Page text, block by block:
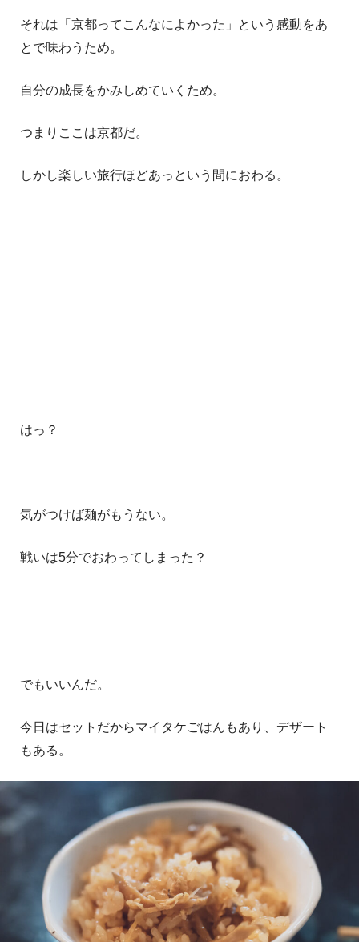
それは「京都ってこんなによかった」という感動をあ
とで味わうため。
自分の成長をかみしめていくため。
つまりここは京都だ。
しかし楽しい旅行ほどあっという間におわる。
はっ？
気がつけば麺がもうない。
戦いは5分でおわってしまった？
でもいいんだ。
今日はセットだからマイタケごはんもあり、デザート
もある。